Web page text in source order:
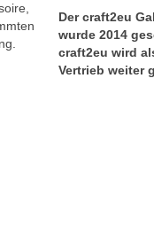
Der craft2eu
wurde 2014
craft2eu wird
Vertrieb weiter